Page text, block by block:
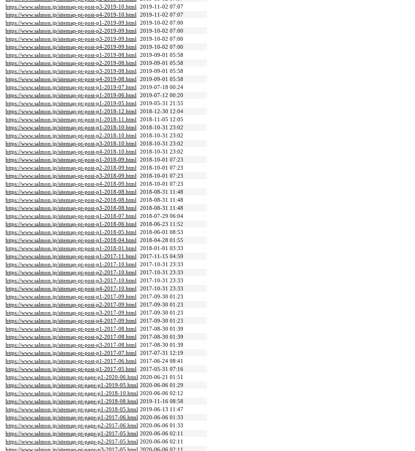
https://www.salmon.jp/sitemap-pt-post-p3-2019-10.html 2019-11-02 07:07
https://www.salmon.jp/sitemap-pt-post-p4-2019-10.html 2019-11-02 07:07
https://www.salmon.jp/sitemap-pt-post-p1-2019-09.html 2019-10-02 07:00
https://www.salmon.jp/sitemap-pt-post-p2-2019-09.html 2019-10-02 07:00
https://www.salmon.jp/sitemap-pt-post-p3-2019-09.html 2019-10-02 07:00
https://www.salmon.jp/sitemap-pt-post-p4-2019-09.html 2019-10-02 07:00
https://www.salmon.jp/sitemap-pt-post-p1-2019-08.html 2019-09-01 05:58
https://www.salmon.jp/sitemap-pt-post-p2-2019-08.html 2019-09-01 05:58
https://www.salmon.jp/sitemap-pt-post-p3-2019-08.html 2019-09-01 05:58
https://www.salmon.jp/sitemap-pt-post-p4-2019-08.html 2019-09-01 05:58
https://www.salmon.jp/sitemap-pt-post-p1-2019-07.html 2019-07-18 00:24
https://www.salmon.jp/sitemap-pt-post-p1-2019-06.html 2019-07-12 00:20
https://www.salmon.jp/sitemap-pt-post-p1-2019-05.html 2019-05-31 21:55
https://www.salmon.jp/sitemap-pt-post-p1-2018-12.html 2018-12-30 12:04
https://www.salmon.jp/sitemap-pt-post-p1-2018-11.html 2018-11-05 12:05
https://www.salmon.jp/sitemap-pt-post-p1-2018-10.html 2018-10-31 23:02
https://www.salmon.jp/sitemap-pt-post-p2-2018-10.html 2018-10-31 23:02
https://www.salmon.jp/sitemap-pt-post-p3-2018-10.html 2018-10-31 23:02
https://www.salmon.jp/sitemap-pt-post-p4-2018-10.html 2018-10-31 23:02
https://www.salmon.jp/sitemap-pt-post-p1-2018-09.html 2018-10-01 07:23
https://www.salmon.jp/sitemap-pt-post-p2-2018-09.html 2018-10-01 07:23
https://www.salmon.jp/sitemap-pt-post-p3-2018-09.html 2018-10-01 07:23
https://www.salmon.jp/sitemap-pt-post-p4-2018-09.html 2018-10-01 07:23
https://www.salmon.jp/sitemap-pt-post-p1-2018-08.html 2018-08-31 11:48
https://www.salmon.jp/sitemap-pt-post-p2-2018-08.html 2018-08-31 11:48
https://www.salmon.jp/sitemap-pt-post-p3-2018-08.html 2018-08-31 11:48
https://www.salmon.jp/sitemap-pt-post-p1-2018-07.html 2018-07-29 06:04
https://www.salmon.jp/sitemap-pt-post-p1-2018-06.html 2018-06-23 11:52
https://www.salmon.jp/sitemap-pt-post-p1-2018-05.html 2018-06-01 08:53
https://www.salmon.jp/sitemap-pt-post-p1-2018-04.html 2018-04-28 01:55
https://www.salmon.jp/sitemap-pt-post-p1-2018-01.html 2018-01-01 03:33
https://www.salmon.jp/sitemap-pt-post-p1-2017-11.html 2017-11-15 04:59
https://www.salmon.jp/sitemap-pt-post-p1-2017-10.html 2017-10-31 23:33
https://www.salmon.jp/sitemap-pt-post-p2-2017-10.html 2017-10-31 23:33
https://www.salmon.jp/sitemap-pt-post-p3-2017-10.html 2017-10-31 23:33
https://www.salmon.jp/sitemap-pt-post-p4-2017-10.html 2017-10-31 23:33
https://www.salmon.jp/sitemap-pt-post-p1-2017-09.html 2017-09-30 01:23
https://www.salmon.jp/sitemap-pt-post-p2-2017-09.html 2017-09-30 01:23
https://www.salmon.jp/sitemap-pt-post-p3-2017-09.html 2017-09-30 01:23
https://www.salmon.jp/sitemap-pt-post-p4-2017-09.html 2017-09-30 01:23
https://www.salmon.jp/sitemap-pt-post-p1-2017-08.html 2017-08-30 01:39
https://www.salmon.jp/sitemap-pt-post-p2-2017-08.html 2017-08-30 01:39
https://www.salmon.jp/sitemap-pt-post-p3-2017-08.html 2017-08-30 01:39
https://www.salmon.jp/sitemap-pt-post-p1-2017-07.html 2017-07-31 12:19
https://www.salmon.jp/sitemap-pt-post-p1-2017-06.html 2017-06-24 08:41
https://www.salmon.jp/sitemap-pt-post-p1-2017-05.html 2017-05-31 07:16
https://www.salmon.jp/sitemap-pt-page-p1-2020-06.html 2020-06-21 01:51
https://www.salmon.jp/sitemap-pt-page-p1-2019-05.html 2020-06-06 01:29
https://www.salmon.jp/sitemap-pt-page-p1-2018-10.html 2020-06-06 02:12
https://www.salmon.jp/sitemap-pt-page-p1-2018-08.html 2019-11-16 08:58
https://www.salmon.jp/sitemap-pt-page-p1-2018-05.html 2019-06-13 11:47
https://www.salmon.jp/sitemap-pt-page-p1-2017-06.html 2020-06-06 01:33
https://www.salmon.jp/sitemap-pt-page-p2-2017-06.html 2020-06-06 01:33
https://www.salmon.jp/sitemap-pt-page-p1-2017-05.html 2020-06-06 02:11
https://www.salmon.jp/sitemap-pt-page-p2-2017-05.html 2020-06-06 02:11
https://www.salmon.jp/sitemap-pt-page-p3-2017-05.html 2020-06-06 02:11